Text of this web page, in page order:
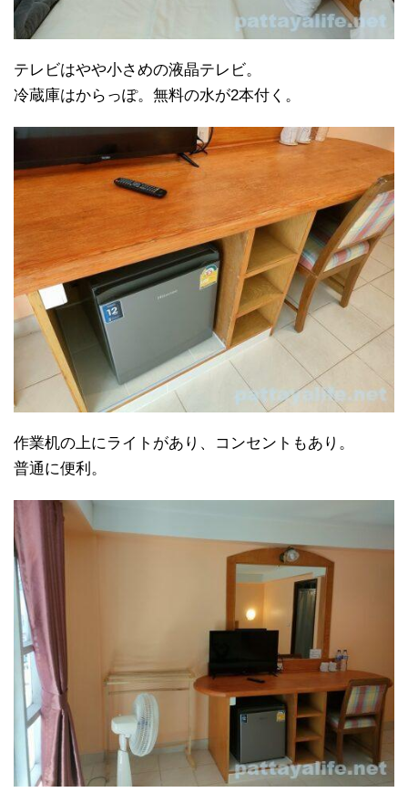
テレビはやや小さめの液晶テレビ。
冷蔵庫はからっぽ。無料の水が2本付く。
作業机の上にライトがあり、コンセントもあり。
普通に便利。